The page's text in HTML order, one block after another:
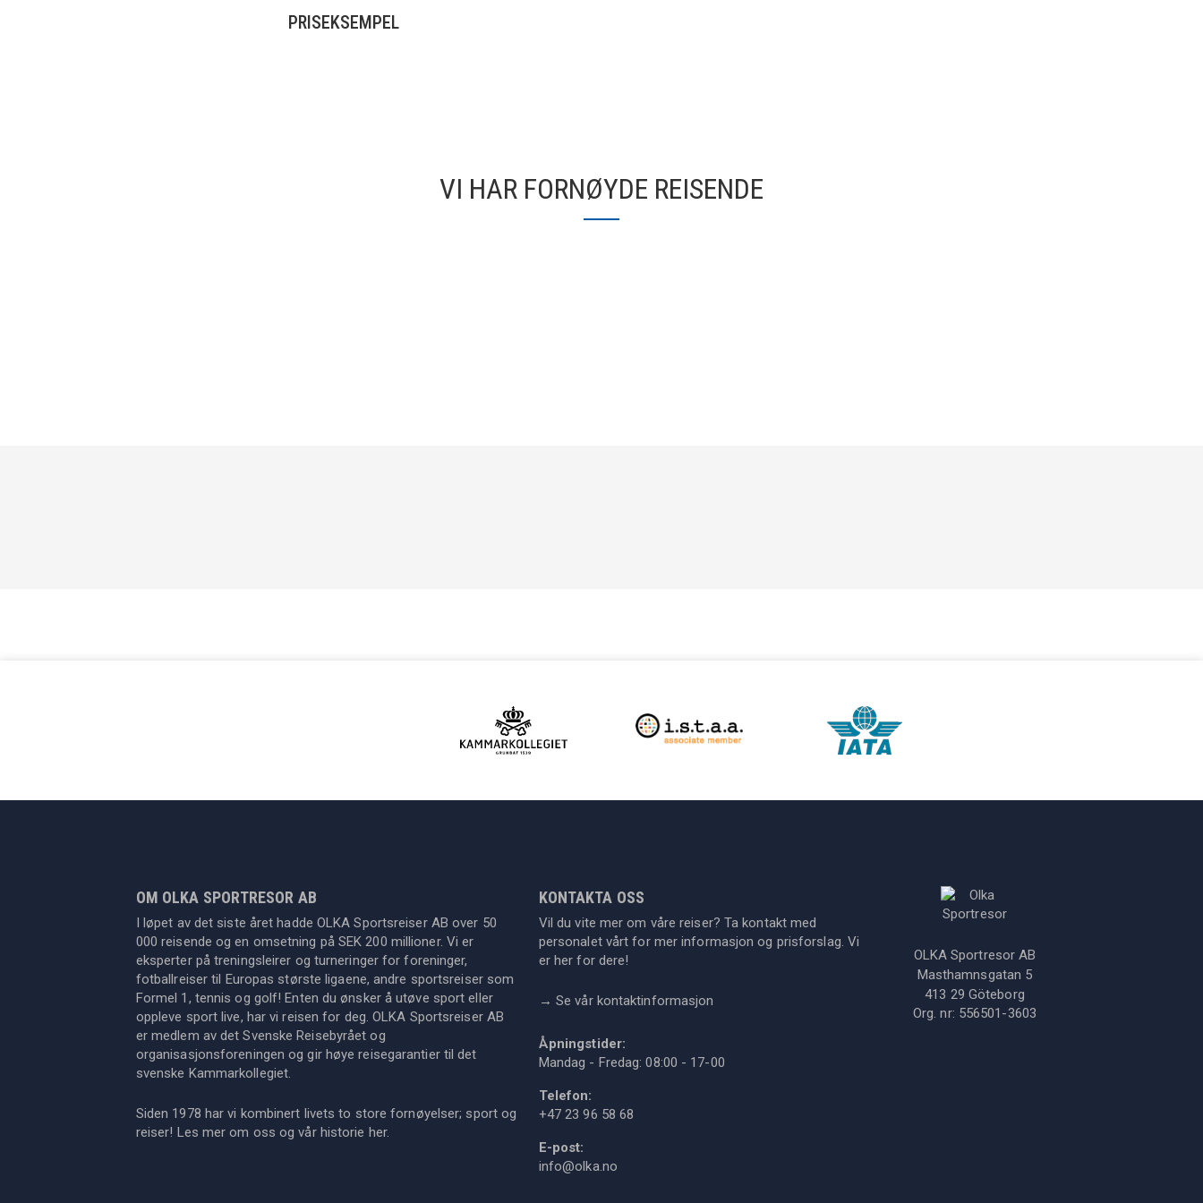
PRISEKSEMPEL
VI HAR FORNØYDE REISENDE
OM OLKA SPORTRESOR AB
I løpet av det siste året hadde OLKA Sportsreiser AB over 50
000 reisende og en omsetning på SEK 200 millioner. Vi er
eksperter på treningsleirer og turneringer for foreninger,
fotballreiser til Europas største ligaene, andre sportsreiser som
Formel 1, tennis og golf! Enten du ønsker å utøve sport eller
oppleve sport live, har vi reisen for deg. OLKA Sportsreiser AB
er medlem av det Svenske Reisebyrået og
organisasjonsforeningen og gir høye reisegarantier til det
svenske Kammarkollegiet.
Siden 1978 har vi kombinert livets to store fornøyelser; sport og
reiser! Les mer om oss og vår historie her.
KONTAKTA OSS
Vil du vite mer om våre reiser? Ta kontakt med
personalet vårt for mer informasjon og prisforslag. Vi
er her for dere!
→ Se vår kontaktinformasjon
Åpningstider:
Mandag - Fredag: 08:00 - 17-00
Telefon:
+47 23 96 58 68
E-post:
info@olka.no
OLKA Sportresor AB
Masthamnsgatan 5
413 29 Göteborg
Org. nr: 556501-3603